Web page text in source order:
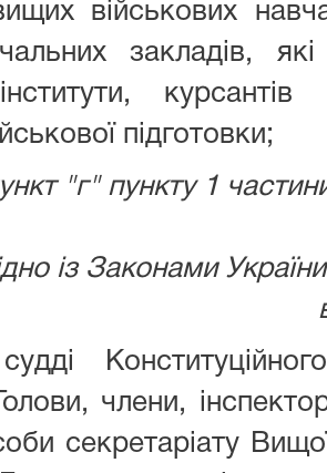
військових
закладів,
підготовки;
"г" пункту 1
із Законами
члени,
секретаріату